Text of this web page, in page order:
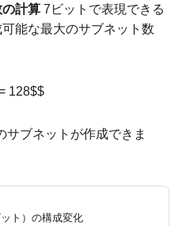
計算 7ビットで表現できる
能な最大のサブネット数
128$$
サブネットが作成できま
ト）の構成変化